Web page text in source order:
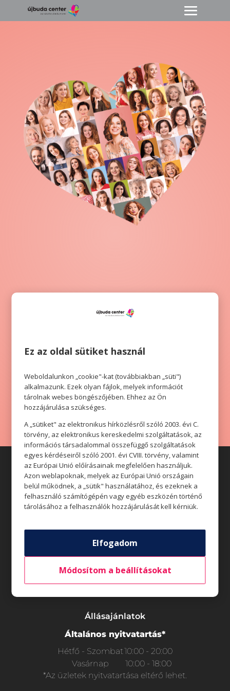
Mostantól mindig értesülni fogsz az
VISSZA A CIKKEKHEZ
Állásajánlatok
Általános nyitvatartás*
Hétfő - Szombat10:00 - 20:00
Vasárnap
10:00 - 18:00
*Az üzletek nyitvatartása eltérő lehet.
Ez az oldal sütiket használ
Weboldalunkon „cookie"-kat (továbbiakban „süti")
alkalmazunk. Ezek olyan fájlok, melyek információt
tárolnak webes böngészőjében. Ehhez az Ön
hozzájárulása szükséges.
A „sütiket" az elektronikus hírközlésről szóló 2003. évi C.
törvény, az elektronikus kereskedelmi szolgáltatások, az
információs társadalommal összefüggő szolgáltatások
egyes kérdéseiről szóló 2001. évi CVIII. törvény, valamint
az Európai Unió előírásainak megfelelően használjuk.
Azon weblapoknak, melyek az Európai Unió országain
belül működnek, a „sütik" használatához, és ezeknek a
felhasználó számítógépén vagy egyéb eszközén történő
tárolásához a felhasználók hozzájárulását kell kérniük.
Elfogadom
Módosítom a beállításokat